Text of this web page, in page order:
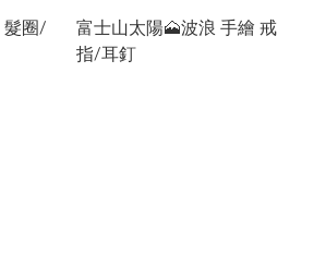
髮圈/
富士山太陽🗻波浪 手繪 戒
指/耳釘